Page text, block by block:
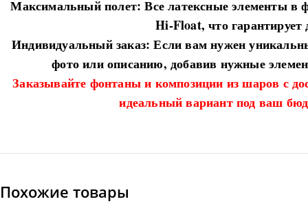
​Максимальный полет: Все латексные элементы в
Hi-Float, что гарантирует
​Индивидуальный заказ: Если вам нужен
фото или описанию, добавив нужные
Заказывайте фонтаны и композиции из шаров с
идеальный вариант под ваш
Похожие товары